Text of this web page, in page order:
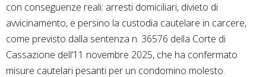
con conseguenze reali: arresti domiciliari, divieto di
avvicinamento, e persino la custodia cautelare in carcere,
come previsto dalla sentenza n. 36576 della Corte di
Cassazione dell’11 novembre 2025, che ha confermato
misure cautelari pesanti per un condomino molesto.